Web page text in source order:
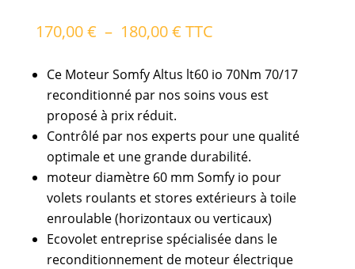
170,00€ – 180,00€Plage
prix :
170,00 €
à
TTC
Ce Moteur Somfy Altus lt60 io 70Nm 70/17
reconditionné par nos soins vous est
proposé à prix réduit.
Contrôlé par nos experts pour une qualité
optimale et une grande durabilité.
moteur diamètre 60 mm Somfy io pour
volets roulants et stores extérieurs à toile
enroulable (horizontaux ou verticaux)
Ecovolet entreprise spécialisée dans le
reconditionnement de moteur électrique